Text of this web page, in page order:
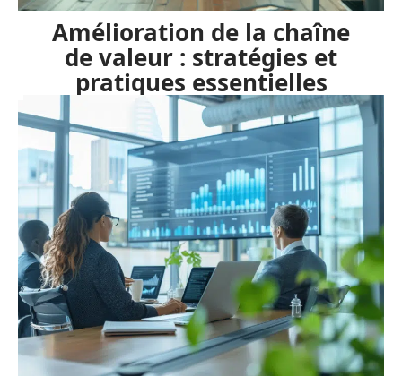
Amélioration de la chaîne
de valeur : stratégies et
pratiques essentielles